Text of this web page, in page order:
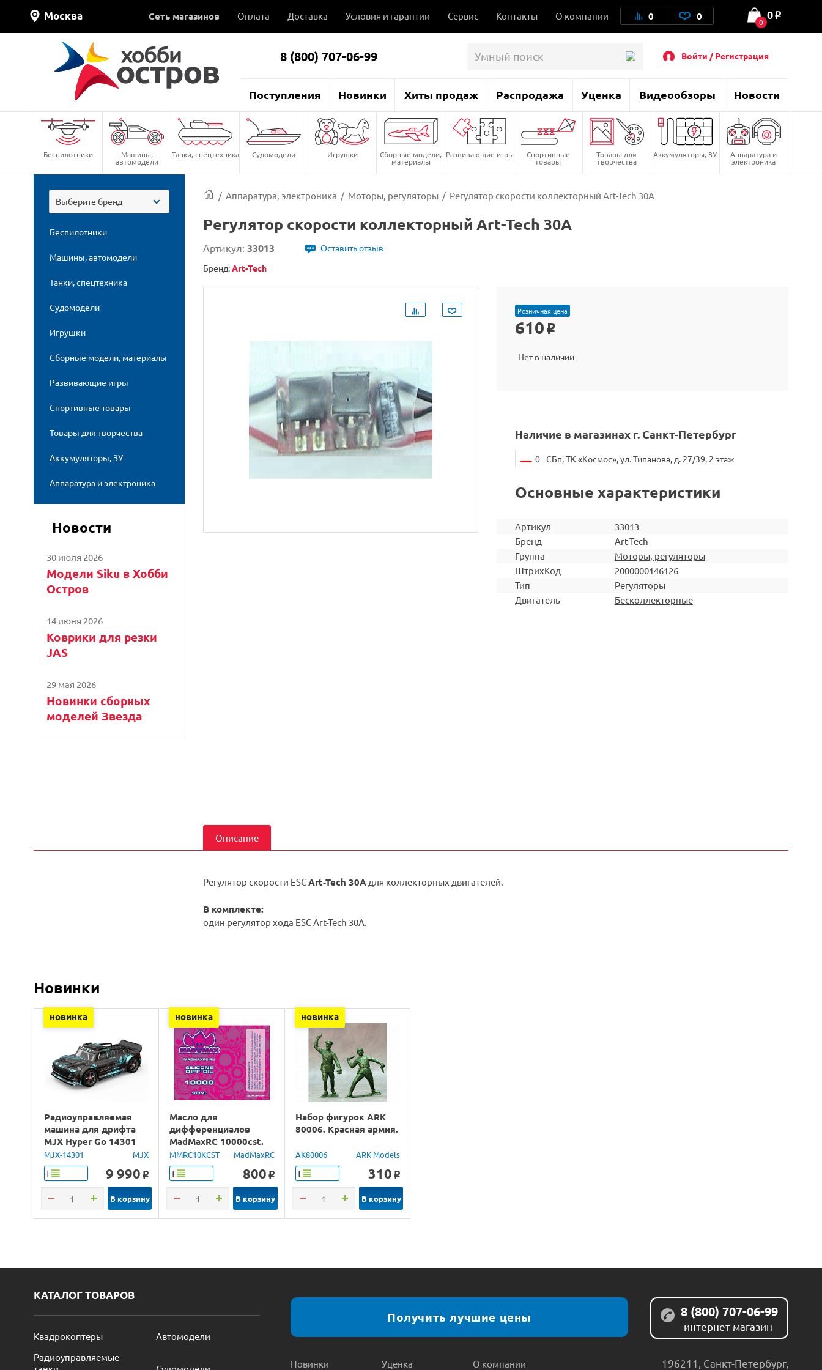
Москва Сеть магазинов Оплата Доставка Условия и гарантии Сервис Контакты О компании 0 0 0
0 o
8 (800) 707-06-99 Войти / Регистрация
Поступления Новинки Хиты продаж Распродажа Уценка Видеообзоры Новости
Беспилотники Машины,
автомодели
Танки, спецтехника Судомодели Игрушки Сборные модели,
материалы
Развивающие игры Спортивные
товары
Товары для
творчества
Аккумуляторы, ЗУ Аппаратура и
электроника
Выберите бренд
Беспилотники
Машины, автомодели
Танки, спецтехника
Судомодели
Игрушки
Сборные модели, материалы
Развивающие игры
Спортивные товары
Товары для творчества
Аккумуляторы, ЗУ
Аппаратура и электроника
Новости
30 июля 2026
Модели Siku в Хобби
Остров
14 июня 2026
Коврики для резки
JAS
29 мая 2026
Новинки сборных
моделей Звезда
/ Аппаратура, электроника / Моторы, регуляторы / Регулятор скорости коллекторный Art-Tech 30A
Регулятор скорости коллекторный Art-Tech 30A
Артикул: 33013
Оставить отзыв
Бренд:Art-Tech
Розничная цена
610 o
Нет в наличии
Наличие в магазинах г. Санкт-Петербург
0 СБп, ТК «Космос», ул. Типанова, д. 27/39, 2 этаж
Основные характеристики
Артикул
33013
Бренд
Art-Tech
Группа
Моторы, регуляторы
ШтрихКод
2000000146126
Тип
Регуляторы
Двигатель
Бесколлекторные
Описание
Регулятор скорости ESCArt-Tech 30A для коллекторных двигателей.
В комплекте:
один регулятор хода ESC Art-Tech 30A.
Новинки
новинка
Радиоуправляемая
машина для дрифта
MJX Hyper Go 14301
Brushless 4WD 2.4G
LED 1/14 RTR
MJX-14301 MJX
Т 9 990 o
В корзину
новинка
Масло для
дифференциалов
MadMaxRC 10000cst.
100ml.
MMRC10KCST MadMaxRC
Т 800 o
В корзину
новинка
Набор фигурок ARK
80006. Красная армия.
AK80006 ARK Models
Т 310 o
В корзину
КАТАЛОГ ТОВАРОВ
Квадрокоптеры
Автомодели
Радиоуправляемые
Получить лучшие цены
Новинки Уценка О компании
8 (800) 707-06-99
интернет-магазин
196211 Санкт-Петербург,